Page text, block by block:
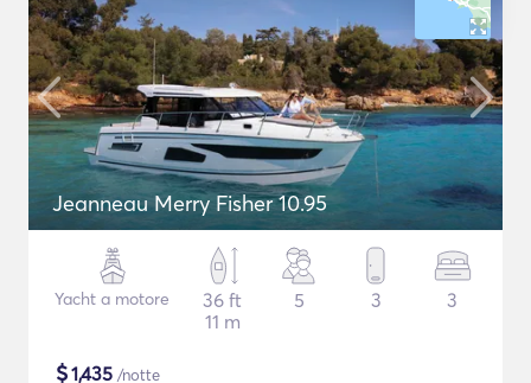
Jeanneau Merry Fisher 10.95
Yacht a motore
36 ft
11 m
5 3 3
$1,435 /notte